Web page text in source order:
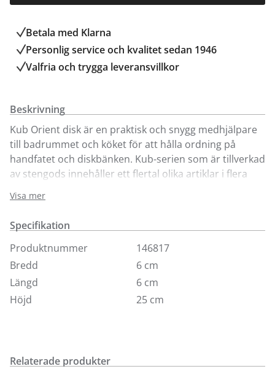
Betala med Klarna
Personlig service och kvalitet sedan 1946
Valfria och trygga leveransvillkor
Beskrivning
Kub Orient disk är en praktisk och snygg medhjälpare
till badrummet och köket för att hålla ordning på
handfatet och diskbänken. Kub-serien som är tillverkad
av stengods innehåller ett flertal olika artiklar i flera
diskmedel och tvål.
Orient-serien säljs enbart i våra butiker i Kungens
Kurva och Sollentuna. Välkommen in!
Visa mer
Specifikation
Produktnummer
146817
Bredd
6 cm
Längd
6 cm
Höjd
25 cm
Relaterade produkter